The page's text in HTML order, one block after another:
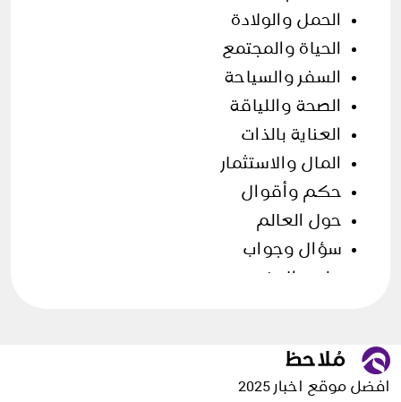
الحمل والولادة
الحياة والمجتمع
السفر والسياحة
الصحة واللياقة
العناية بالذات
المال والاستثمار
حكم وأقوال
حول العالم
سؤال وجواب
علوم الارض
مقالات منوعة
افضل موقع اخبار 2025